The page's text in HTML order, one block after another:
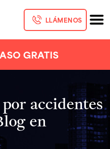
LLÁMENOS
GRATIS
accidentes
en